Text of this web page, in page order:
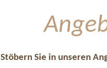
Stöbern Sie in unseren